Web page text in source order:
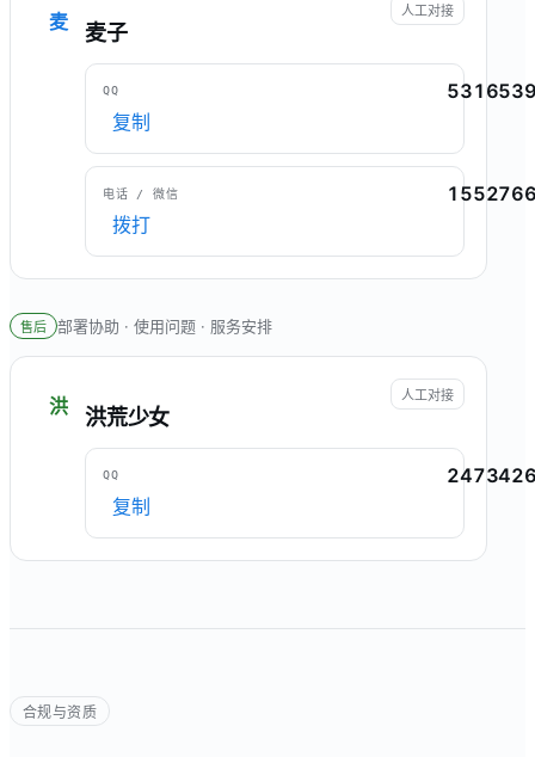
麦 麦子
人工对接
QQ
复制
电话 / 微信
拨打
售后 部署协助 · 使用问题 · 服务安排
洪 洪荒少女
人工对接
QQ
复制
合规与资质